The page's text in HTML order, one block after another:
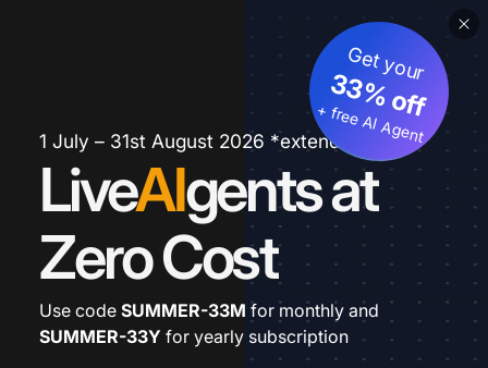
1 July – 31st August 2026 *extended
LiveAIgents at
Zero Cost
Get your
33% off
+ free AI Agent
Use code SUMMER-33M for monthly and
SUMMER-33Y for yearly subscription